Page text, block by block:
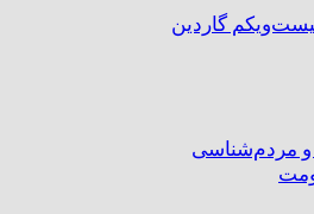
گاردین
مردم‌شناسی